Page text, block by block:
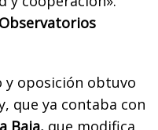
y oposición obtuvo
que ya contaba con
Baja, que modifica